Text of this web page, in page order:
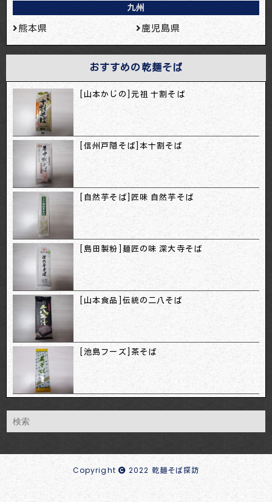
九州
熊本県 鹿児島県
おすすめの乾麺そば
[山本かじの]元祖 十割そば
[信州戸隠そば]本十割そば
[自然芋そば]匠味 自然芋そば
[島田製粉]麺匠の味 深大寺そば
[山本食品]伝統の二八そば
[池島フーズ]茶そば
Copyright 2022 乾麺そば探訪